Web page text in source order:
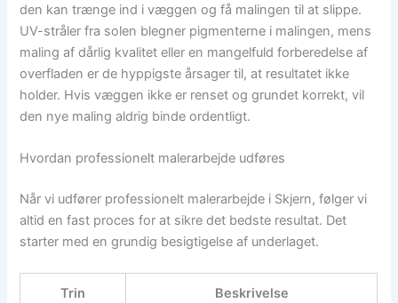
den kan trænge ind i væggen og få malingen til at slippe.
UV-stråler fra solen blegner pigmenterne i malingen, mens
maling af dårlig kvalitet eller en mangelfuld forberedelse af
overfladen er de hyppigste årsager til, at resultatet ikke
holder. Hvis væggen ikke er renset og grundet korrekt, vil
den nye maling aldrig binde ordentligt.
Hvordan professionelt malerarbejde udføres
Når vi udfører professionelt malerarbejde i Skjern, følger vi
altid en fast proces for at sikre det bedste resultat. Det
starter med en grundig besigtigelse af underlaget.
Trin Beskrivelse